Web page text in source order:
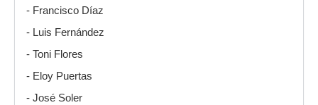
- Francisco Díaz
- Luis Fernández
- Toni Flores
- Eloy Puertas
- José Soler